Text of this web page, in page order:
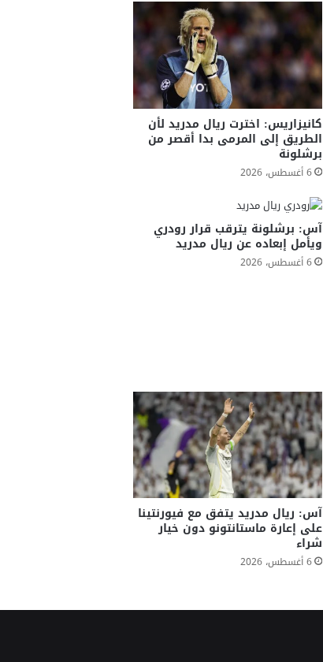
كانيزاريس: اخترت ريال مدريد لأن
الطريق إلى المرمى بدا أقصر من
برشلونة
6 أغسطس، 2026
آس: برشلونة يترقب قرار رودري
ويأمل إبعاده عن ريال مدريد
6 أغسطس، 2026
آس: ريال مدريد يتفق مع فيورنتينا
على إعارة ماستانتونو دون خيار
شراء
6 أغسطس، 2026